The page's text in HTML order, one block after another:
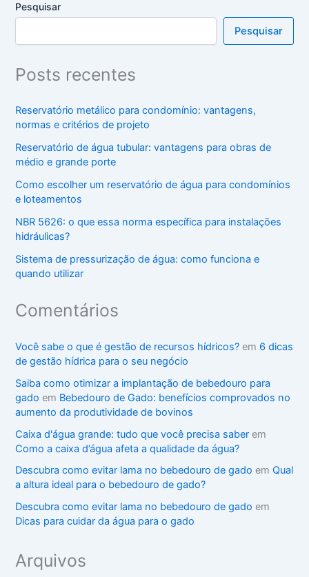
Pesquisar
Pesquisar
Posts recentes
Reservatório metálico para condomínio: vantagens,
normas e critérios de projeto
Reservatório de água tubular: vantagens para obras de
médio e grande porte
Como escolher um reservatório de água para condomínios
e loteamentos
NBR 5626: o que essa norma específica para instalações
hidráulicas?
Sistema de pressurização de água: como funciona e
quando utilizar
Comentários
Você sabe o que é gestão de recursos hídricos? em 6 dicas
de gestão hídrica para o seu negócio
Saiba como otimizar a implantação de bebedouro para
gado em Bebedouro de Gado: benefícios comprovados no
aumento da produtividade de bovinos
Caixa d'água grande: tudo que você precisa saber em
Como a caixa d’água afeta a qualidade da água?
Descubra como evitar lama no bebedouro de gado em Qual
a altura ideal para o bebedouro de gado?
Descubra como evitar lama no bebedouro de gado em
Dicas para cuidar da água para o gado
Arquivos